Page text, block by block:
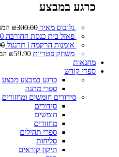
כרגע במבצע
גלובוס מאיר ₪300.00
פאזל בית כנסת החורבה 250 חלקים
אומנות הרקמה | תרנגול
משחק פטריות
₪59.90
מחנאות
ספרי קודש
כרגע במבצע מבצע
ספרי מתנה
סידורים חומשים ומחזורים
סידורים
חומשים
מחזורים
ספרי תהילים
סליחות
תיקון קוראים